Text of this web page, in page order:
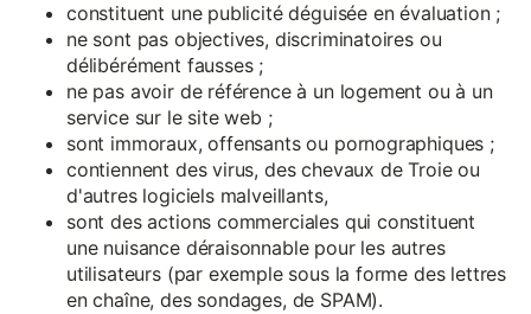
constituent une publicité déguisée en évaluation ;
ne sont pas objectives, discriminatoires ou
délibérément fausses ;
ne pas avoir de référence à un logement ou à un
service sur le site web ;
sont immoraux, offensants ou pornographiques ;
contiennent des virus, des chevaux de Troie ou
d'autres logiciels malveillants,
sont des actions commerciales qui constituent
une nuisance déraisonnable pour les autres
utilisateurs (par exemple sous la forme des lettres
en chaîne, des sondages, de SPAM).